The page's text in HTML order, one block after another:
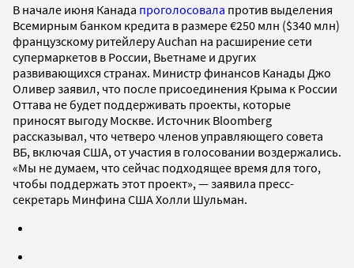
В начале июня Канада проголосовала против выделения
Всемирным банком кредита в размере €250 млн ($340 млн)
французскому ритейлеру Auchan на расширение сети
супермаркетов в России, Вьетнаме и других
развивающихся странах. Министр финансов Канады Джо
Оливер заявил, что после присоединения Крыма к России
Оттава не будет поддерживать проекты, которые
приносят выгоду Москве. Источник Bloomberg
рассказывал, что четверо членов управляющего совета
ВБ, включая США, от участия в голосовании воздержались.
«Мы не думаем, что сейчас подходящее время для того,
чтобы поддержать этот проект», — заявила пресс-
секретарь Минфина США Холли Шульман.